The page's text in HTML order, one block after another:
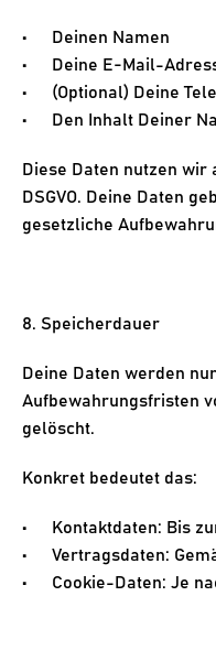
Deinen Namen
Deine E-Mail-
(Optional) Deine
Den Inhalt Deiner
Diese Daten nutzen
DSGVO. Deine Daten
gesetzliche
8. Speicherdauer
Deine Daten werden
Aufbewahrungsfristen
gelöscht.
Konkret bedeutet das:
Kontaktdaten: Bis
Vertragsdaten:
Cookie-Daten: Je